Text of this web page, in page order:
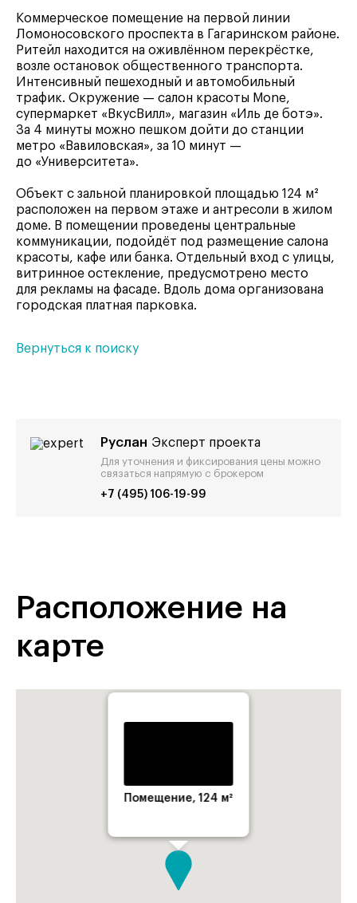
Коммерческое помещение на первой линии
Ломоносовского проспекта в Гагаринском районе.
Ритейл находится на оживлённом перекрёстке,
возле остановок общественного транспорта.
Интенсивный пешеходный и автомобильный
трафик. Окружение — салон красоты Моnе,
супермаркет «ВкусВилл», магазин «Иль де ботэ».
За 4 минуты можно пешком дойти до станции
метро «Вавиловская», за 10 минут —
до «Университета».
Объект с зальной планировкой площадью 124 м²
расположен на первом этаже и антресоли в жилом
доме. В помещении проведены центральные
коммуникации, подойдёт под размещение салона
красоты, кафе или банка. Отдельный вход с улицы,
витринное остекление, предусмотрено место
для рекламы на фасаде. Вдоль дома организована
городская платная парковка.
Вернуться к поиску
Руслан Эксперт проекта
Для уточнения и фиксирования цены можно
связаться напрямую с брокером
+7 (495) 106-19-99
Расположение на
карте
Помещение, 124 м²